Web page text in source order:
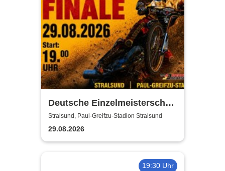
Deutsche Einzelmeisterschaft
Finale | MC Nordstern
Stralsund
Stralsund, Paul-Greifzu-Stadion Stralsund
29.08.2026
19:30 Uhr